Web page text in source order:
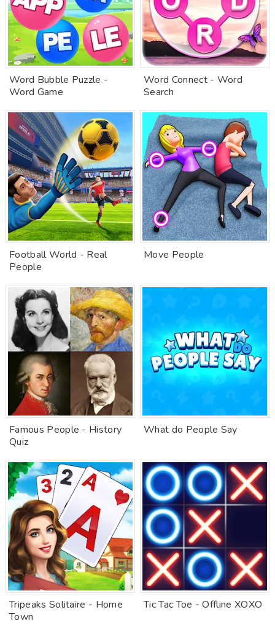
Word Bubble Puzzle -
Word Game
Word Connect - Word
Search
Football World - Real
People
Move People
Famous People - History
Quiz
What do People Say
Tripeaks Solitaire - Home
Town
Tic Tac Toe - Offline XOXO